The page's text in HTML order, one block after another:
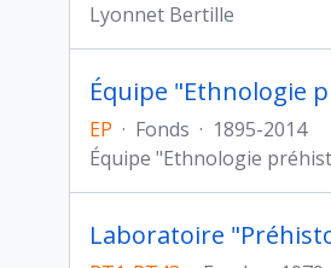
Lyonnet Bertille
Équipe "Ethnologie
EP · Fonds · 1895-2014
Équipe "Ethnologie
Laboratoire